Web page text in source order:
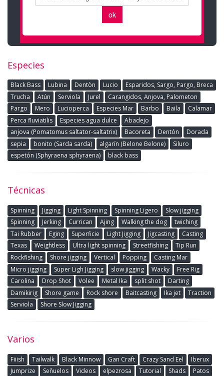
Especies
Black Bass Lubina Dentòn Lucio
Esparidos, Sargo, Pargo, Breca
Trucha
Atún Serviola Jurel
Carangidos, Anjova, Palometon
Pargo
Mero Lucioperca Especies Mar Barbo Baila
Calamar
Perca fluviatilis
Especies agua dulce
Abadejo
anjova (Pomatomus saltator-saltatrix)
Bacoreta Dentón
Dorada
sepia
bonito (Sarda sarda) algarín (Belone Belone)
Siluro
espetón (Sphyraena sphyraena)
black bass
Técnicas
Spinning Jigging Light Spinning Spinning Ligero
Slow jigging
Spinning
Jerking Currican Ajing Walking the dog
twiching
Tai Rubber
Eging Superficie Light Jigging Jigcasting
Casting
Texas
Weightless Ultra light spinning Streetfishing
Tip Run
Rockfishing
Shore jigging Vertical Popping
Casting Mar
Micro jigging
Super Ligh Jigging slow jigging Wacky
Free Rig
Carolina
Drop Shot Volee Metal Ika split shot
Darting
Damikirig
Shore game Rock shore Baitcasting Ika jet
Traction
Serviola
Shore Slow Jigging
Varios
Fiiish Tailwalk Black Minnow Gan Craft Crazy Sand Eel
Iberux
Jumprize
Señuelos Videos elpezrosa Tutorial Shads
Patos